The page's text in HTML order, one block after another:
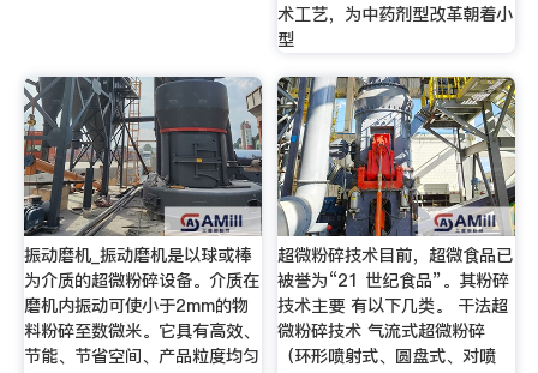
术工艺，为中药剂型改革朝着小
型
振动磨机_振动磨机是以球或棒
为介质的超微粉碎设备。介质在
磨机内振动可使小于2mm的物
料粉碎至数微米。它具有高效、
节能、节省空间、产品粒度均匀
超微粉碎技术目前，超微食品已
被誉为“21 世纪食品”。其粉碎
技术主要 有以下几类。 干法超
微粉碎技术 气流式超微粉碎
（环形喷射式、圆盘式、对喷